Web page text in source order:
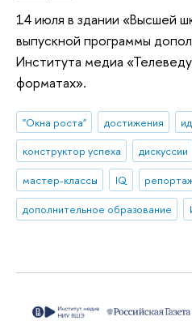
14 июля в здании «Высшей
выпускной программы
Института медиа
форматах».
"Окна роста" достижения
конструктор успеха
дискуссии
мастер-классы
IQ
дополнительное образование